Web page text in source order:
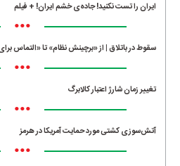
ایران را تست نکنید! جاده‌ی خشم ایران! + فیلم
•••
سقوط در باتلاق | از «برچینش نظام» تا «التماس
•••
تغییر زمان شارژ اعتبار کالابرگ
•••
آتش‌سوزی کشتی مورد حمایت آمریکا در هرمز
•••